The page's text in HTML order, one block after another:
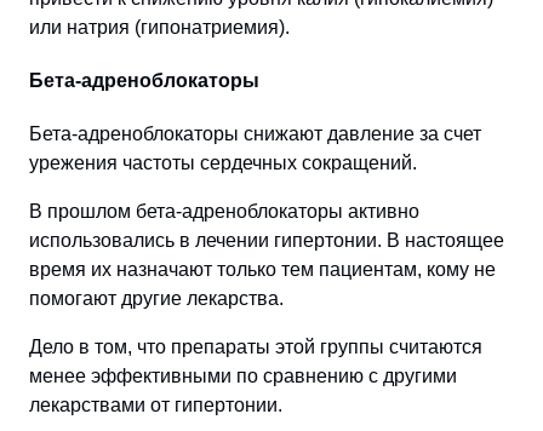
или натрия (гипонатриемия).
Бета-адреноблокаторы
Бета-адреноблокаторы снижают давление за счет
урежения частоты сердечных сокращений.
В прошлом бета-адреноблокаторы активно
использовались в лечении гипертонии. В настоящее
время их назначают только тем пациентам, кому не
помогают другие лекарства.
Дело в том, что препараты этой группы считаются
менее эффективными по сравнению с другими
лекарствами от гипертонии.